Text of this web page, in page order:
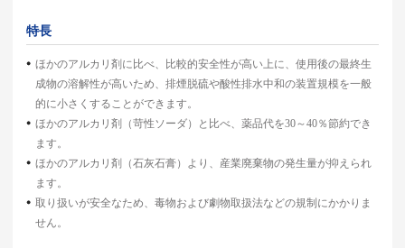
特長
ほかのアルカリ剤に比べ、比較的安全性が高い上に、使用後の最終生
成物の溶解性が高いため、排煙脱硫や酸性排水中和の装置規模を一般
的に小さくすることができます。
ほかのアルカリ剤（苛性ソーダ）と比べ、薬品代を30～40％節約でき
ます。
ほかのアルカリ剤（石灰石膏）より、産業廃棄物の発生量が抑えられ
ます。
取り扱いが安全なため、毒物および劇物取扱法などの規制にかかりま
せん。